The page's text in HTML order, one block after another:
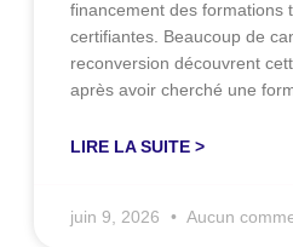
financement des formations
certifiantes. Beaucoup de
reconversion découvrent
après avoir cherché une
LIRE LA SUITE >
juin 9, 2026 Aucun